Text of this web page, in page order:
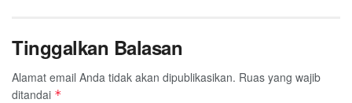
Tinggalkan Balasan
Alamat email Anda tidak akan dipublikasikan. Ruas yang wajib
ditandai *